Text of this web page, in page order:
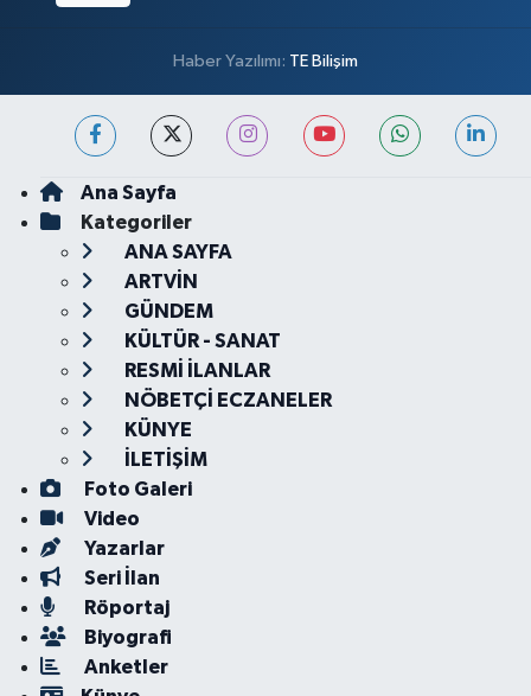
Haber Yazılımı: TE Bilişim
Ana Sayfa
Kategoriler
ANA SAYFA
ARTVİN
GÜNDEM
KÜLTÜR - SANAT
RESMİ İLANLAR
NÖBETÇİ ECZANELER
KÜNYE
İLETİŞİM
Foto Galeri
Video
Yazarlar
Seri İlan
Röportaj
Biyografi
Anketler